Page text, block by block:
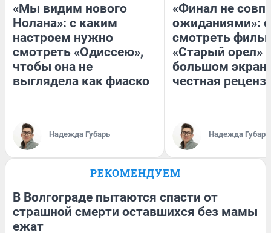
«Мы видим нового
Нолана»: с каким
настроем нужно
смотреть «Одиссею»,
чтобы она не
выглядела как фиаско
Надежда Губарь
«Финал не
ожиданиями»:
смотреть
«Старый орел»
большом
честная
Надежда Губарь
РЕКОМЕНДУЕМ
В Волгограде пытаются спасти от
страшной смерти оставшихся без мамы
ежат